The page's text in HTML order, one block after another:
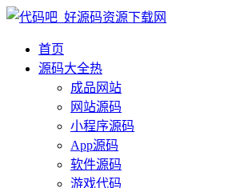
首页
源码大全热
成品网站
网站源码
小程序源码
App源码
软件源码
游戏代码